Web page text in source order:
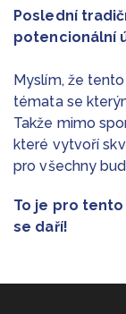
Poslední
potencionální
Myslím, že
témata se
Takže mimo
které vytvoří
pro všechny
To je pro tento
se daří!